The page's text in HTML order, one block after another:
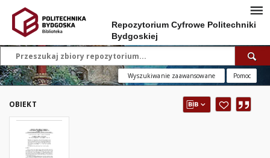
Repozytorium Cyfrowe Politechniki
Bydgoskiej
Wyszukiwanie zaawansowane Pomoc
OBIEKT